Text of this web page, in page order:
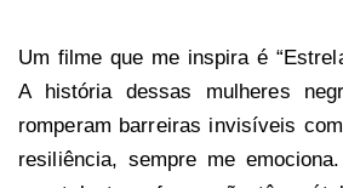
Um filme que me inspira é
A história dessas mulheres
romperam barreiras invisíveis
resiliência, sempre me